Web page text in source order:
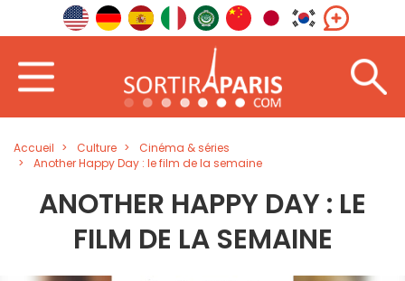
Accueil Culture
Cinéma & séries
Another Happy Day : le film de la semaine
ANOTHER HAPPY DAY : LE
FILM DE LA SEMAINE